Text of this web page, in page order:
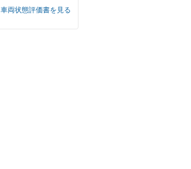
車両状態評価書を見る